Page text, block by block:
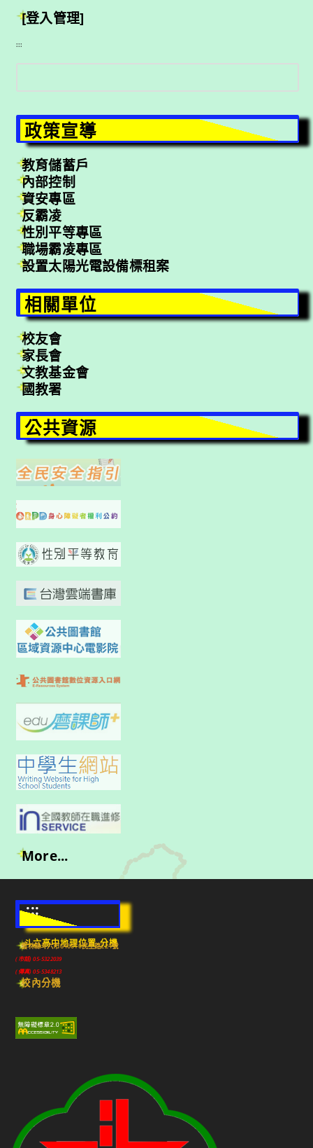
[登入管理]
:::
搜
尋
政策宣導
教育儲蓄戶
內部控制
資安專區
反霸凌
性別平等專區
職場霸凌專區
設置太陽光電設備標租案
相關單位
校友會
家長會
文教基金會
國教署
公共資源
More...
:::
斗六高中地理位置-分機
雲林縣斗六市640010民生路224號
(市話) 05-5322039
(傳真) 05-5348213
校內分機